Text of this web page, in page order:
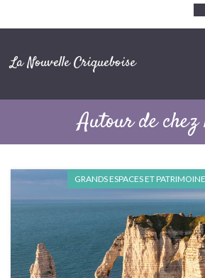
La Nouvelle Criqueboise
Autour de chez
GRANDS ESPACES ET